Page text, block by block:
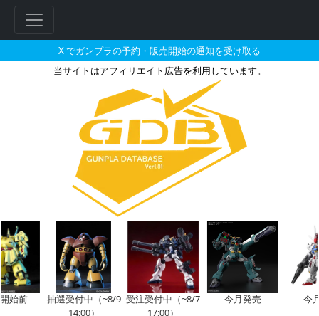
X でガンプラの予約・販売開始の通知を受け取る
当サイトはアフィリエイト広告を利用しています。
1/1 G-3ガンプラくんの販売・再
始前
抽選受付中（~8/9
14:00）
受注受付中（~8/7
17:00）
今月発売 今
ー
ド
検
索